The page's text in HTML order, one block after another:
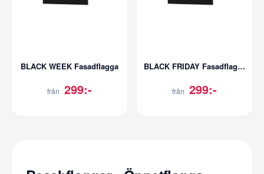
BLACK WEEK Fasadflagga
från 299:-
BLACK FRIDAY Fasadflagga
från 299:-